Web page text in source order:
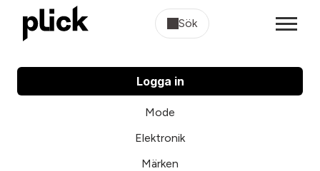
Sök
Logga in
Mode
Elektronik
Märken